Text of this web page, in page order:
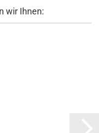
wir Ihnen: